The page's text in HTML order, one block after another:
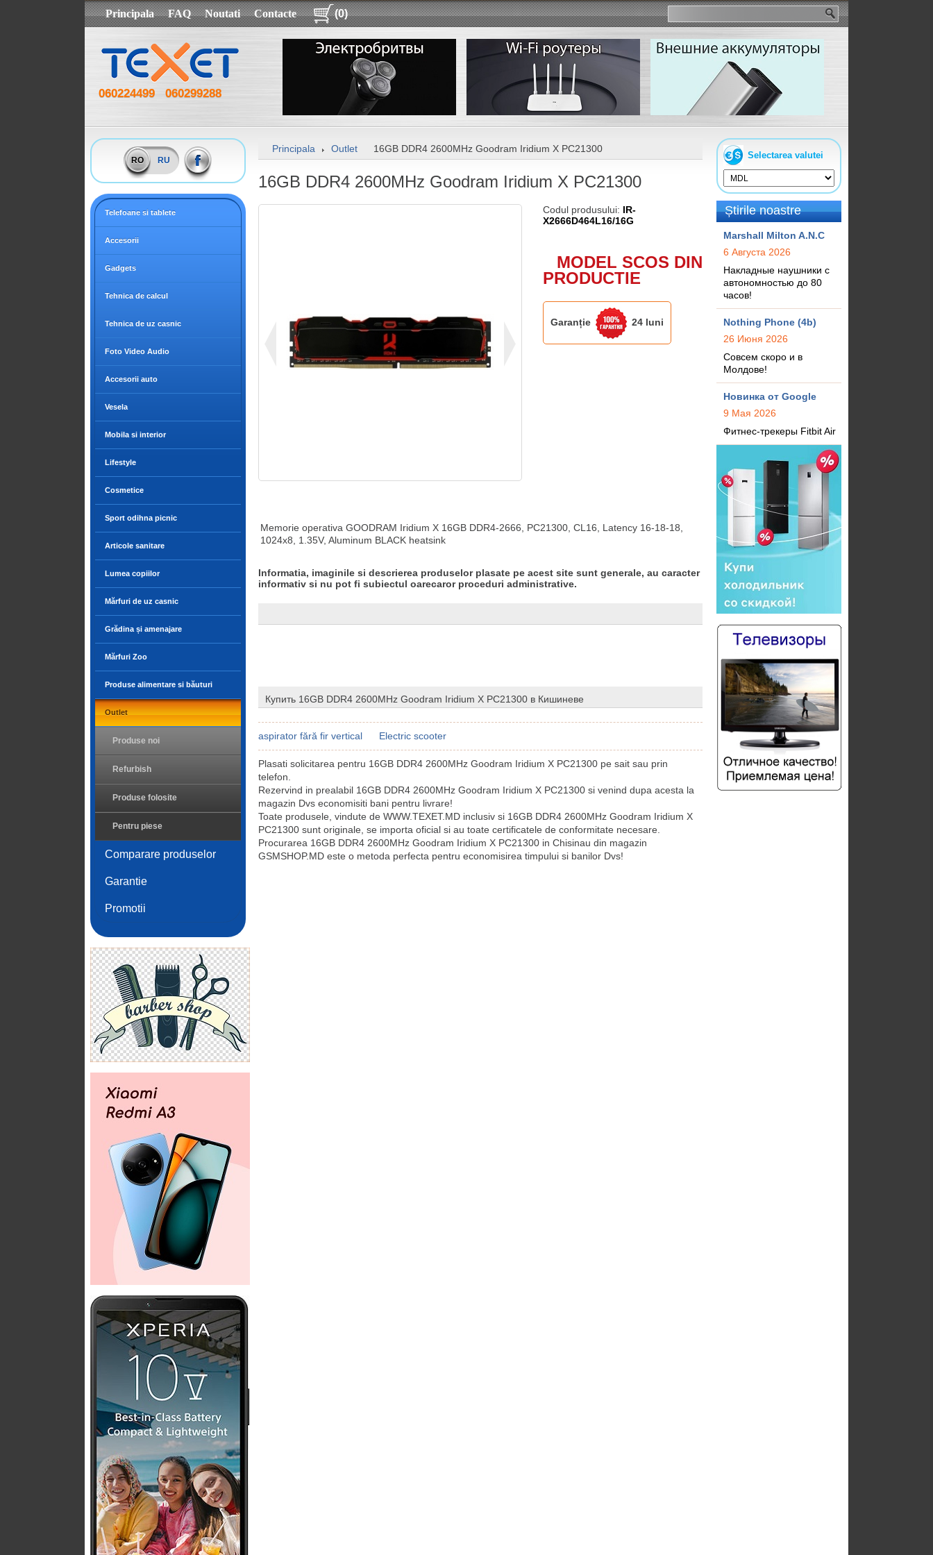
Principala FAQ Noutati Contacte (0)
060224499 060299288
RO RU
Telefoane si tablete
Accesorii
Gadgets
Tehnica de calcul
Tehnica de uz casnic
Foto Video Audio
Accesorii auto
Vesela
Mobila si interior
Lifestyle
Cosmetice
Sport odihna picnic
Articole sanitare
Lumea copiilor
Mărfuri de uz casnic
Grădina și amenajare
Mărfuri Zoo
Produse alimentare si băuturi
Outlet
Produse noi
Refurbish
Produse folosite
Pentru piese
Comparare produselor
Garantie
Promotii
Principala Outlet 16GB DDR4 2600MHz Goodram Iridium X PC21300
16GB DDR4 2600MHz Goodram Iridium X PC21300
Codul produsului: IR-
X2666D464L16/16G
MODEL SCOS DIN
PRODUCTIE
Garanție 24 luni
Memorie operativa GOODRAM Iridium X 16GB DDR4-2666, PC21300, CL16, Latency 16-18-18,
1024x8, 1.35V, Aluminum BLACK heatsink
Informatia, imaginile si descrierea produselor plasate pe acest site sunt generale, au caracter
informativ si nu pot fi subiectul oarecaror proceduri administrative.
Купить 16GB DDR4 2600MHz Goodram Iridium X PC21300 в Кишиневе
aspirator fără fir vertical Electric scooter
Plasati solicitarea pentru 16GB DDR4 2600MHz Goodram Iridium X PC21300 pe sait sau prin
telefon.
Rezervind in prealabil 16GB DDR4 2600MHz Goodram Iridium X PC21300 si venind dupa acesta la
magazin Dvs economisiti bani pentru livrare!
Toate produsele, vindute de WWW.TEXET.MD inclusiv si 16GB DDR4 2600MHz Goodram Iridium X
PC21300 sunt originale, se importa oficial si au toate certificatele de conformitate necesare.
Procurarea 16GB DDR4 2600MHz Goodram Iridium X PC21300 in Chisinau din magazin
GSMSHOP.MD este o metoda perfecta pentru economisirea timpului si banilor Dvs!
Selectarea valutei
Știrile noastre
Marshall Milton A.N.C
6 Августа 2026
Накладные наушники с
автономностью до 80
часов!
Nothing Phone (4b)
26 Июня 2026
Совсем скоро и в
Молдове!
Новинка от Google
9 Мая 2026
Фитнес-трекеры Fitbit Air